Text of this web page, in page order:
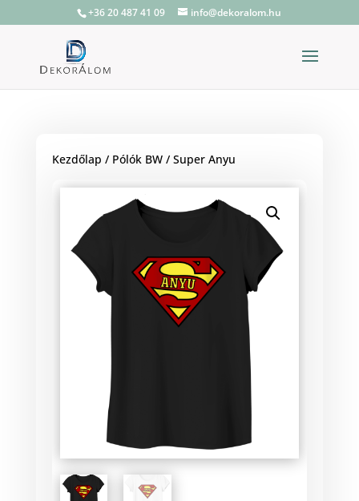
+36 20 487 41 09 info@dekoralom.hu
Kezdőlap / Pólók BW/ Super Anyu